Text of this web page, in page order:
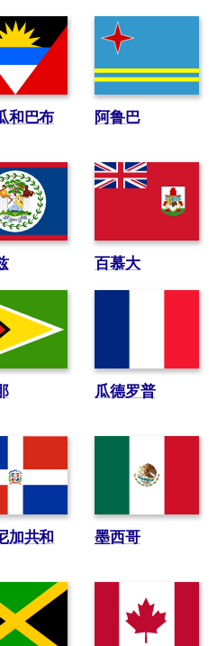
和巴布
阿鲁巴
百慕大
瓜德罗普
加共和
墨西哥